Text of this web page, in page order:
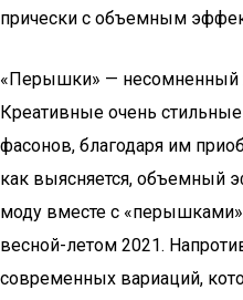
прически с объемным
«Перышки» — несомненный
Креативные очень
фасонов, благодаря им
как выясняется, объемный
моду вместе с «перышками»
весной-летом 2021.
современных вариаций,